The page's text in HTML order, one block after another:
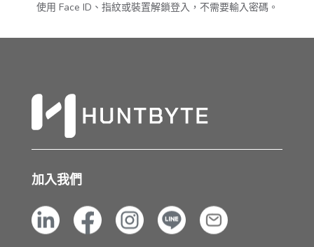
使用 Face ID、指紋或裝置解鎖登入，不需要輸入密碼。
加入我們